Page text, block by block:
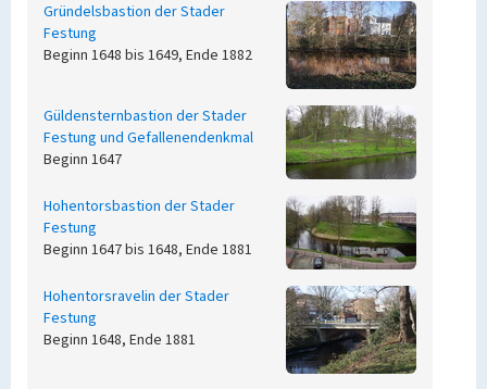
Gründelsbastion der Stader
Festung
Beginn 1648 bis 1649, Ende 1882
Güldensternbastion der Stader
Festung und Gefallenendenkmal
Beginn 1647
Hohentorsbastion der Stader
Festung
Beginn 1647 bis 1648, Ende 1881
Hohentorsravelin der Stader
Festung
Beginn 1648, Ende 1881